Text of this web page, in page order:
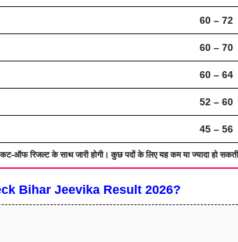
60 – 72
60 – 70
60 – 64
52 – 60
45 – 56
रिजल्ट के साथ जारी होगी। कुछ पदों के लिए यह कम या ज्यादा हो
Bihar Jeevika Result 2026?